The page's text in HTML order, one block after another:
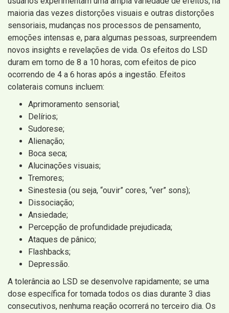
maioria das vezes distorções visuais e outras distorções
sensoriais, mudanças nos processos de pensamento,
emoções intensas e, para algumas pessoas, surpreendem
novos insights e revelações de vida. Os efeitos do LSD
duram em torno de 8 a 10 horas, com efeitos de pico
ocorrendo de 4 a 6 horas após a ingestão. Efeitos
colaterais comuns incluem:
Aprimoramento sensorial;
Delírios;
Sudorese;
Alienação;
Boca seca;
Alucinações visuais;
Tremores;
Sinestesia (ou seja, “ouvir” cores, “ver” sons);
Dissociação;
Ansiedade;
Percepção de profundidade prejudicada;
Ataques de pânico;
Flashbacks;
Depressão.
A tolerância ao LSD se desenvolve rapidamente; se uma
dose específica for tomada todos os dias durante 3 dias
consecutivos, nenhuma reação ocorrerá no terceiro dia. Os